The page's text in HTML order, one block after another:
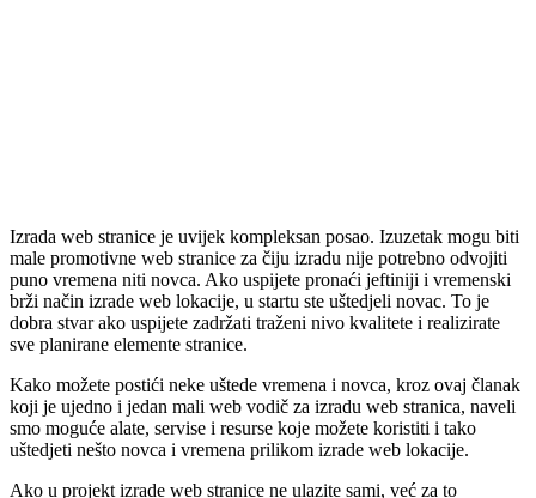
Izrada web stranice je uvijek kompleksan posao. Izuzetak mogu biti
male promotivne web stranice za čiju izradu nije potrebno odvojiti
puno vremena niti novca. Ako uspijete pronaći jeftiniji i vremenski
brži način izrade web lokacije, u startu ste uštedjeli novac. To je
dobra stvar ako uspijete zadržati traženi nivo kvalitete i realizirate
sve planirane elemente stranice.
Kako možete postići neke uštede vremena i novca, kroz ovaj članak
koji je ujedno i jedan mali web vodič za izradu web stranica, naveli
smo moguće alate, servise i resurse koje možete koristiti i tako
uštedjeti nešto novca i vremena prilikom izrade web lokacije.
Ako u projekt izrade web stranice ne ulazite sami, već za to